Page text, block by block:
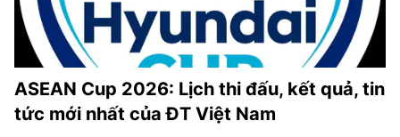
ASEAN Cup 2026: Lịch thi đấu, kết quả, tin
tức mới nhất của ĐT Việt Nam